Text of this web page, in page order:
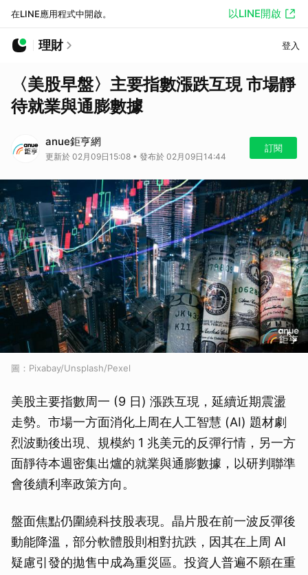
在LINE應用程式中開啟。 以LINE開啟
理財 登入
〈美股早盤〉主要指數漲跌互現 市場靜
待就業與通膨數據
anue鉅亨網
更新於 02月09日15:08 • 發布於 02月09日14:44
訂閱
圖：Pixabay/Unsplash/Pexel
美股主要指數周一 (9 日) 漲跌互現，延續近期震盪
走勢。市場一方面消化上周在人工智慧 (AI) 題材劇
烈波動後出現、規模約 1 兆美元的反彈行情，另一方
面靜待本週密集出爐的就業與通膨數據，以研判聯準
會後續利率政策方向。
盤面焦點仍圍繞科技股表現。晶片股在前一波反彈後
動能降溫，部分軟體股則相對抗跌，因其在上周 AI
疑慮引發的拋售中成為重災區。投資人普遍不願在重